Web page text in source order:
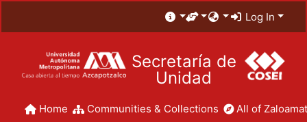
Log In
Secretaría de
Unidad
Home Communities & Collections All of